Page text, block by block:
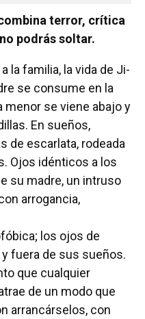
terror, crítica
podrás soltar.
la familia, la vida de Ji-
se consume en la
menor se viene abajo y
En sueños,
de escarlata, rodeada
Ojos idénticos a los
su madre, un intruso
arrogancia,
los ojos de
fuera de sus sueños.
que cualquier
de un modo que
arrancárselos, con